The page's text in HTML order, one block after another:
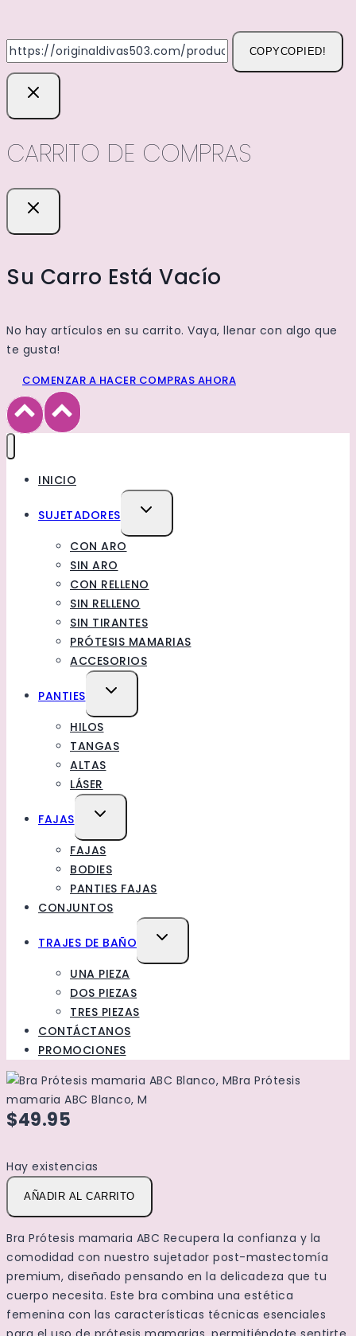
COPYCOPIED!
CARRITO DE COMPRAS
Su Carro Está Vacío
No hay artículos en su carrito. Vaya, llenar con algo que
te gusta!
COMENZAR A HACER COMPRAS AHORA
INICIO
SUJETADORES
TOGGLE
CON ARO
SIN ARO
CON RELLENO
SIN RELLENO
SIN TIRANTES
PRÓTESIS MAMARIAS
ACCESORIOS
PANTIES
TOGGLE
MENU
HILOS
TANGAS
ALTAS
LÁSER
FAJAS
TOGGLE
MENU
FAJAS
BODIES
PANTIES FAJAS
CONJUNTOS
TRAJES DE BAÑO
TOGGLE
UNA PIEZA
DOS PIEZAS
TRES PIEZAS
CONTÁCTANOS
PROMOCIONES
Bra Prótesis
mamaria ABC Blanco, M
$49.95
Hay existencias
Bra
Prótesis
ABC
Blanco,
M
cantidad
AÑADIR AL CARRITO
Bra Prótesis mamaria ABC Recupera la confianza y la
comodidad con nuestro sujetador post-mastectomía
premium, diseñado pensando en la delicadeza que tu
cuerpo necesita. Este bra combina una estética
femenina con las características técnicas esenciales